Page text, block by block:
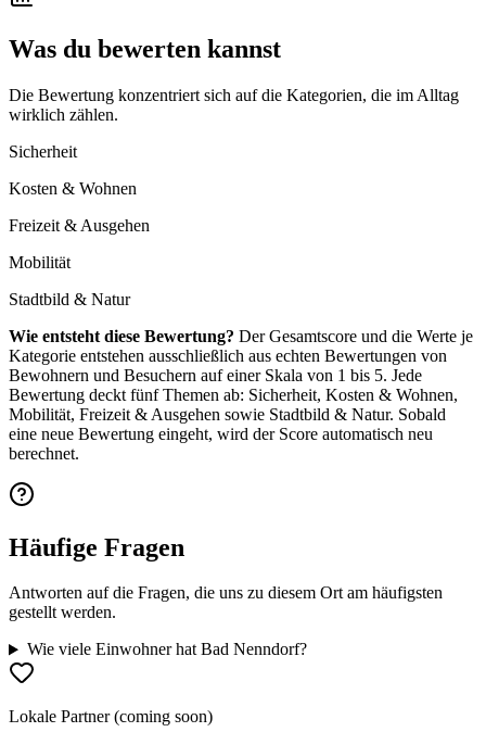
Was du bewerten kannst
Die Bewertung konzentriert sich auf die Kategorien, die im Alltag
wirklich zählen.
Sicherheit
Kosten & Wohnen
Freizeit & Ausgehen
Mobilität
Stadtbild & Natur
Wie entsteht diese Bewertung? Der Gesamtscore und die Werte je
Kategorie entstehen ausschließlich aus echten Bewertungen von
Bewohnern und Besuchern auf einer Skala von 1 bis 5. Jede
Bewertung deckt fünf Themen ab: Sicherheit, Kosten & Wohnen,
Mobilität, Freizeit & Ausgehen sowie Stadtbild & Natur. Sobald
eine neue Bewertung eingeht, wird der Score automatisch neu
berechnet.
Häufige Fragen
Antworten auf die Fragen, die uns zu diesem Ort am häufigsten
gestellt werden.
Wie viele Einwohner hat Bad Nenndorf?
Lokale Partner (coming soon)